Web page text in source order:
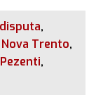
disputa,
Nova Trento,
,